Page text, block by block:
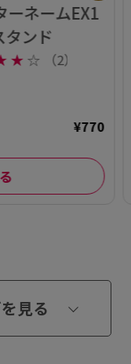
ーネームEX1
タンド
★ ☆ （2）
¥770
見る